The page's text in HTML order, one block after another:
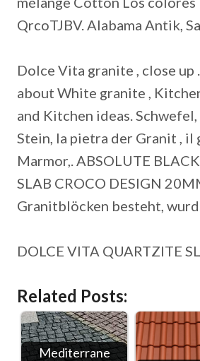
QrcoTJBV. Alabama Antik,
Dolce Vita granite , close up
about White granite ,
and Kitchen ideas.
Stein, la pietra der Granit , il
Marmor,. ABSOLUTE
SLAB CROCO DESIGN
Granitblöcken besteht,
DOLCE VITA QUARTZITE
Related Posts:
Mediterrane